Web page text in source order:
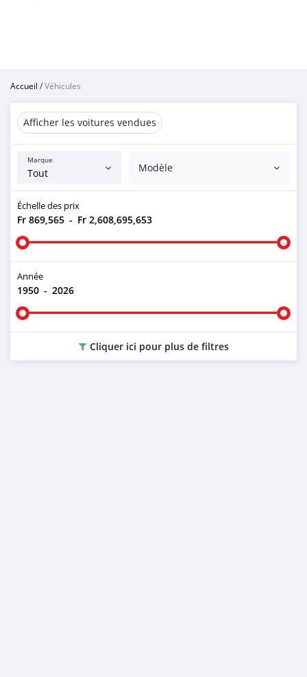
Accueil /Véhicules
Afficher les voitures vendues
Marque
Modèle
Échelle des prix
Fr 869,565 - Fr 2,608,695,653
Année
1950 - 2026
Cliquer ici pour plus de filtres